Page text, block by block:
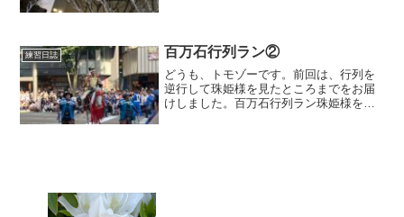
ランニングという事ではあ...
練習日誌 百万石行列ラン②
どうも、トモゾーです。前回は、行列を
逆行して珠姫様を見たところまでをお届
けしました。百万石行列ラン珠姫様を見